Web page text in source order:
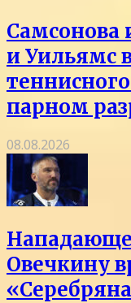
Самсонова
и Уильямс
парном
08.08.2026
Овечкину